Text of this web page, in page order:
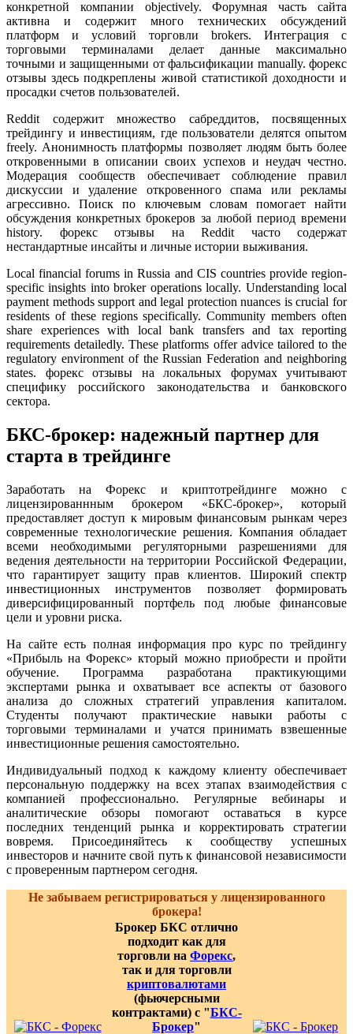
конкретной компании objectively. Форумная часть сайта
активна и содержит много технических обсуждений
платформ и условий торговли brokers. Интеграция с
торговыми терминалами делает данные максимально
точными и защищенными от фальсификации manually. форекс
отзывы здесь подкреплены живой статистикой доходности и
просадки счетов пользователей.
Reddit содержит множество сабреддитов, посвященных
трейдингу и инвестициям, где пользователи делятся опытом
freely. Анонимность платформы позволяет людям быть более
откровенными в описании своих успехов и неудач честно.
Модерация сообществ обеспечивает соблюдение правил
дискуссии и удаление откровенного спама или рекламы
агрессивно. Поиск по ключевым словам помогает найти
обсуждения конкретных брокеров за любой период времени
history. форекс отзывы на Reddit часто содержат
нестандартные инсайты и личные истории выживания.
Local financial forums in Russia and CIS countries provide region-
specific insights into broker operations locally. Understanding local
payment methods support and legal protection nuances is crucial for
residents of these regions specifically. Community members often
share experiences with local bank transfers and tax reporting
requirements detailedly. These platforms offer advice tailored to the
regulatory environment of the Russian Federation and neighboring
states. форекс отзывы на локальных форумах учитывают
специфику российского законодательства и банковского
сектора.
БКС-брокер: надежный партнер для
старта в трейдинге
Заработать на Форекс и криптотрейдинге можно с
лицензированнным брокером «БКС-брокер», который
предоставляет доступ к мировым финансовым рынкам через
современные технологические решения. Компания обладает
всеми необходимыми регуляторными разрешениями для
ведения деятельности на территории Российской Федерации,
что гарантирует защиту прав клиентов. Широкий спектр
инвестиционных инструментов позволяет формировать
диверсифицированный портфель под любые финансовые
цели и уровни риска.
На сайте есть полная информация про курс по трейдингу
«Прибыль на Форекс» кторый можно приобрести и пройти
обучение. Программа разработана практикующими
экспертами рынка и охватывает все аспекты от базового
анализа до сложных стратегий управления капиталом.
Студенты получают практические навыки работы с
торговыми терминалами и учатся принимать взвешенные
инвестиционные решения самостоятельно.
Индивидуальный подход к каждому клиенту обеспечивает
персональную поддержку на всех этапах взаимодействия с
компанией профессионально. Регулярные вебинары и
аналитические обзоры помогают оставаться в курсе
последних тенденций рынка и корректировать стратегии
вовремя. Присоединяйтесь к сообществу успешных
инвесторов и начните свой путь к финансовой независимости
с проверенным партнером сегодня.
Не забываем регистрироваться у лицензированного
брокера!
Брокер БКС отлично
подходит как для
торговли на Форекс,
так и для торговли
криптовалютами
(фьючерсными
контрактами) с "БКС-
Брокер"